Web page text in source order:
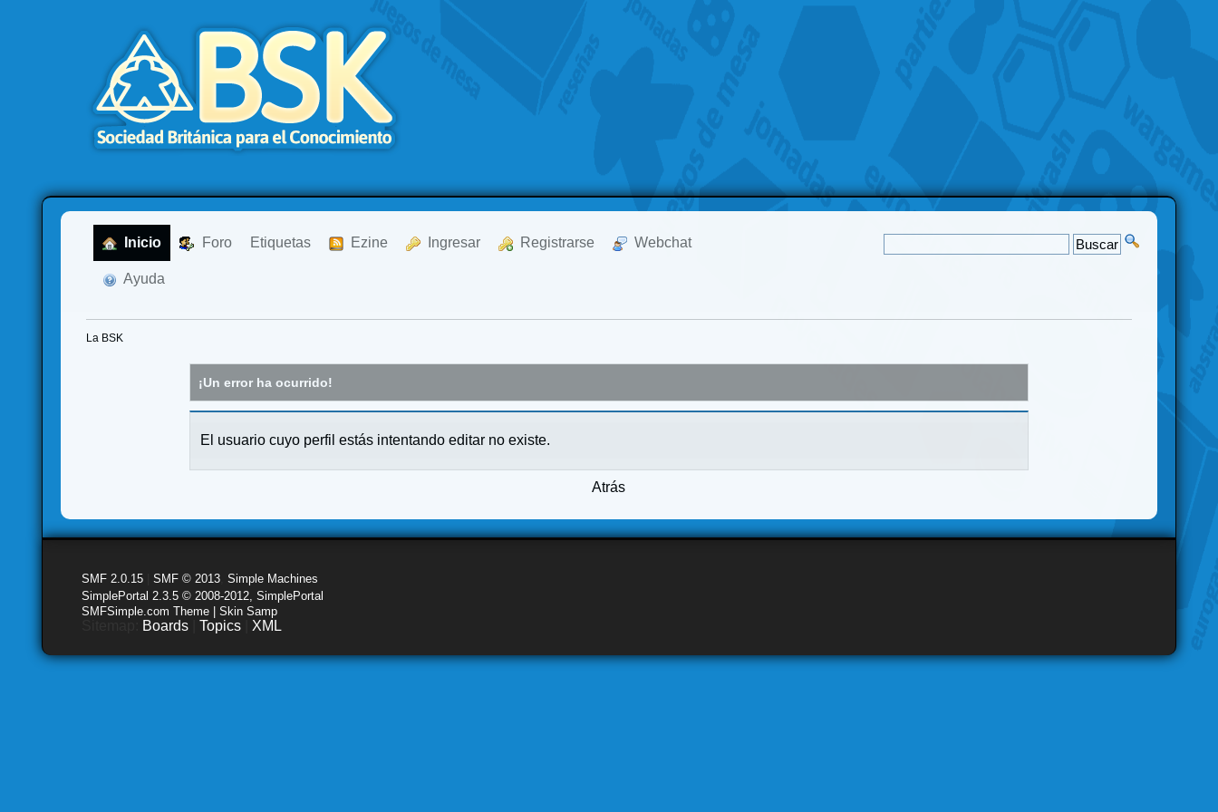
Inicio Foro Etiquetas Ezine Ingresar Registrarse Webchat
Ayuda
La BSK
¡Un error ha ocurrido!
El usuario cuyo perfil estás intentando editar no existe.
Atrás
SMF 2.0.15 |SMF © 2013 ,Simple Machines
SimplePortal 2.3.5 © 2008-2012, SimplePortal
SMFSimple.com Theme | Skin Samp
Boards |Topics XML